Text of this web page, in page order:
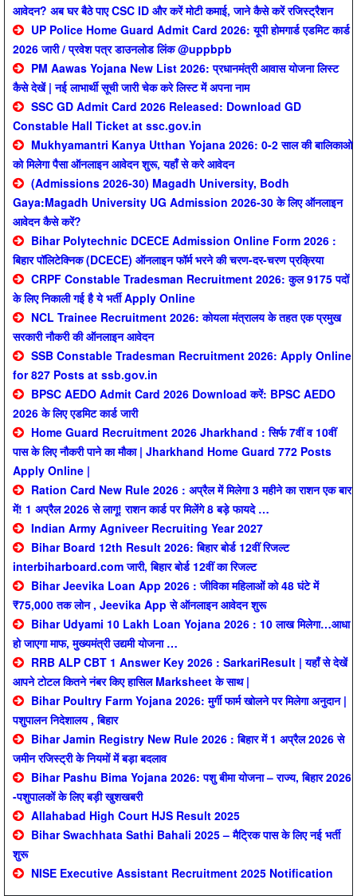
आवेदन? अब घर बैठे पाए CSC ID और करें मोटी कमाई, जाने कैसे करें रजिस्ट्रैशन
UP Police Home Guard Admit Card 2026: यूपी होमगार्ड एडमिट कार्ड
2026 जारी / प्रवेश पत्र डाउनलोड लिंक @uppbpb
PM Aawas Yojana New List 2026: प्रधानमंत्री आवास योजना लिस्ट
कैसे देखें | नई लाभार्थी सूची जारी चेक करे लिस्ट में अपना नाम
SSC GD Admit Card 2026 Released: Download GD
Constable Hall Ticket at ssc.gov.in
Mukhyamantri Kanya Utthan Yojana 2026: 0-2 साल की बालिकाओ
को मिलेगा पैसा ऑनलाइन आवेदन शुरू, यहाँ से करे आवेदन
(Admissions 2026-30) Magadh University, Bodh
Gaya:Magadh University UG Admission 2026-30 के लिए ऑनलाइन
आवेदन कैसे करें?
Bihar Polytechnic DCECE Admission Online Form 2026 :
बिहार पॉलिटेक्निक (DCECE) ऑनलाइन फॉर्म भरने की चरण-दर-चरण प्रक्रिया
CRPF Constable Tradesman Recruitment 2026: कुल 9175 पदों
के लिए निकाली गई है ये भर्ती Apply Online
NCL Trainee Recruitment 2026: कोयला मंत्रालय के तहत एक प्रमुख
सरकारी नौकरी की ऑनलाइन आवेदन
SSB Constable Tradesman Recruitment 2026: Apply Online
for 827 Posts at ssb.gov.in
BPSC AEDO Admit Card 2026 Download करें: BPSC AEDO
2026 के लिए एडमिट कार्ड जारी
Home Guard Recruitment 2026 Jharkhand : सिर्फ 7वीं व 10वीं
पास के लिए नौकरी पाने का मौका | Jharkhand Home Guard 772 Posts
Apply Online |
Ration Card New Rule 2026 : अप्रैल में मिलेगा 3 महीने का राशन एक बार
में! 1 अप्रैल 2026 से लागू! राशन कार्ड पर मिलेंगे 8 बड़े फायदे …
Indian Army Agniveer Recruiting Year 2027
Bihar Board 12th Result 2026: बिहार बोर्ड 12वीं रिजल्ट
interbiharboard.com जारी, बिहार बोर्ड 12वीं का रिजल्ट
Bihar Jeevika Loan App 2026 : जीविका महिलाओं को 48 घंटे में
₹75,000 तक लोन , Jeevika App से ऑनलाइन आवेदन शुरू
Bihar Udyami 10 Lakh Loan Yojana 2026 : 10 लाख मिलेगा…आधा
हो जाएगा माफ, मुख्यमंत्री उद्यमी योजना …
RRB ALP CBT 1 Answer Key 2026 : SarkariResult | यहाँ से देखें
आपने टोटल कितने नंबर किए हासिल Marksheet के साथ |
Bihar Poultry Farm Yojana 2026: मुर्गी फार्म खोलने पर मिलेगा अनुदान |
पशुपालन निदेशालय , बिहार
Bihar Jamin Registry New Rule 2026 : बिहार में 1 अप्रैल 2026 से
जमीन रजिस्ट्री के नियमों में बड़ा बदलाव
Bihar Pashu Bima Yojana 2026: पशु बीमा योजना – राज्य, बिहार 2026
-पशुपालकों के लिए बड़ी खुशखबरी
Allahabad High Court HJS Result 2025
Bihar Swachhata Sathi Bahali 2025 – मैट्रिक पास के लिए नई भर्ती
शुरू
NISE Executive Assistant Recruitment 2025 Notification